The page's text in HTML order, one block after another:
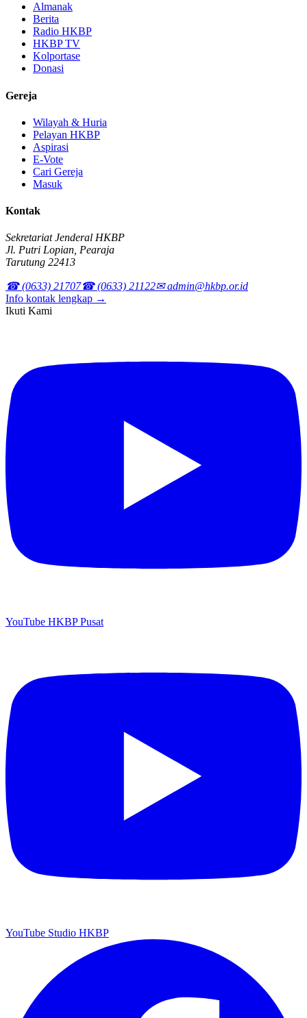
Almanak
Berita
Radio HKBP
HKBP TV
Kolportase
Donasi
Gereja
Wilayah & Huria
Pelayan HKBP
Aspirasi
E-Vote
Cari Gereja
Masuk
Kontak
Sekretariat Jenderal HKBP
Jl. Putri Lopian, Pearaja
Tarutung 22413
☎ (0633) 21707☎ (0633) 21122✉ admin@hkbp.or.id
Info kontak lengkap →
Ikuti Kami
YouTube HKBP Pusat
YouTube Studio HKBP